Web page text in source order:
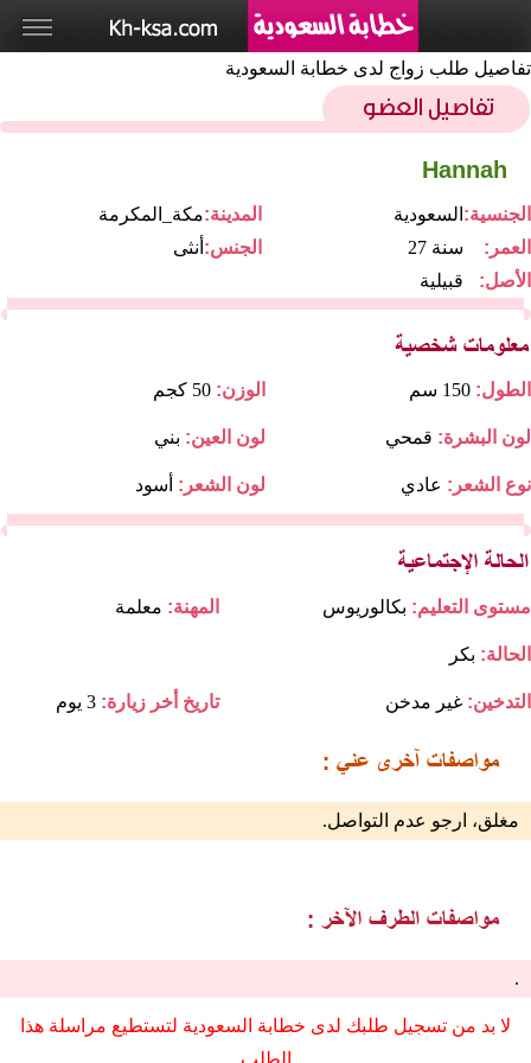
تفاصيل طلب زواج لدى خطابة السعودية
Hannah
مكة_المكرمةالمدينة: السعودية الجنسية:
أنثى الجنس: 27 سنة
العمر:
قبيلية
الأصل:
الوزن: 50 كجم الطول: 150 سم
لون العين: بني لون البشرة: قمحي
لون الشعر: أسود نوع الشعر: عادي
المهنة: معلمة مستوى التعليم: بكالوريوس
الحالة: بكر
تاريخ أخر زيارة: 3 يوم التدخين: غير مدخن
مغلق، ارجو عدم التواصل.
.
لا بد من تسجيل طلبك لدى خطابة السعودية لتستطيع مراسلة هذا
الطلب